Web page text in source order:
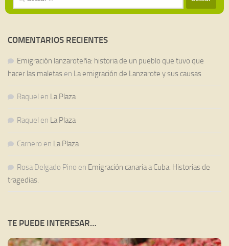
COMENTARIOS RECIENTES
Emigración lanzaroteña: historia de un pueblo que tuvo que
hacer las maletas en La emigración de Lanzarote y sus causas
Raquel en La Plaza
Raquel en La Plaza
Carnero en La Plaza
Rosa Delgado Pino en Emigración canaria a Cuba. Historias de
tragedias.
TE PUEDE INTERESAR…